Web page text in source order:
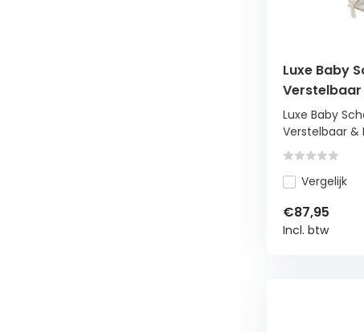
Luxe Baby
Met Zachte
Luxe Baby
Verstelbaar &
Vergelijk
€87,95
Incl. btw